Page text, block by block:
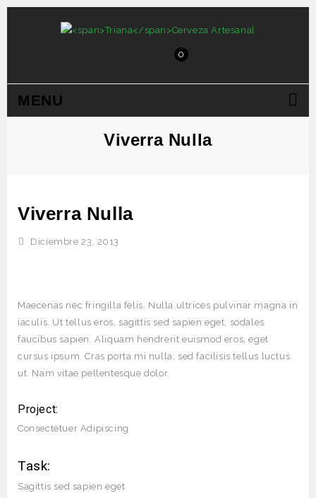
0
MENU
Viverra Nulla
Viverra Nulla
Diciembre 23, 2013
Maecenas nec fringilla felis. Nulla ultrices pulvinar magna in
iaculis. Ut tellus eros, sagittis sed sapien eget, sodales
faucibus sapien. Aliquam hendrerit euismod eros, eget
cursus ipsum. Cras porta mi nulla, sed facilisis tellus luctus
ut. Nam vitae pellentesque dolor.
Project:
Consectetuer Adipiscing
Task:
Sagittis sed sapien eget